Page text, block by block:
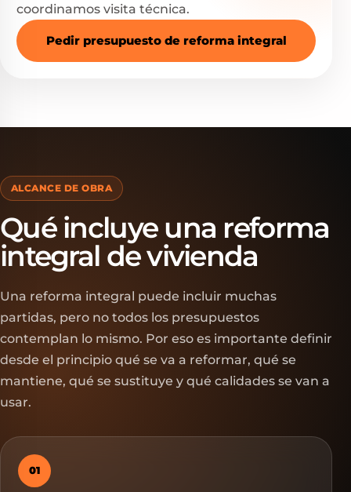
coordinamos visita técnica.
Pedir presupuesto de reforma integral
ALCANCE DE OBRA
Qué incluye una reforma
integral de vivienda
Una reforma integral puede incluir muchas
partidas, pero no todos los presupuestos
contemplan lo mismo. Por eso es importante definir
desde el principio qué se va a reformar, qué se
mantiene, qué se sustituye y qué calidades se van a
usar.
01